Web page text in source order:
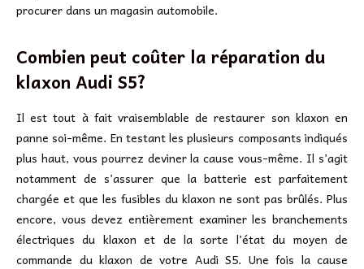
procurer dans un magasin automobile.
Combien peut coûter la réparation du
klaxon Audi S5?
Il est tout à fait vraisemblable de restaurer son klaxon en
panne soi-même. En testant les plusieurs composants indiqués
plus haut, vous pourrez deviner la cause vous-même. Il s’agit
notamment de s’assurer que la batterie est parfaitement
chargée et que les fusibles du klaxon ne sont pas brûlés. Plus
encore, vous devez entièrement examiner les branchements
électriques du klaxon et de la sorte l’état du moyen de
commande du klaxon de votre Audi S5. Une fois la cause